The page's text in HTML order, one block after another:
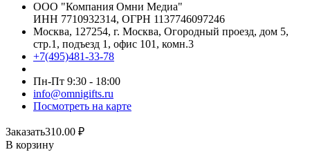
ООО "Компания Омни Медиа"
ИНН 7710932314, ОГРН 1137746097246
Москва, 127254, г. Москва, Огородный проезд, дом 5,
стр.1, подъезд 1, офис 101, комн.3
+7(495)481-33-78
Пн-Пт 9:30 - 18:00
info@omnigifts.ru
Посмотреть на карте
Заказать310.00 ₽
В корзину